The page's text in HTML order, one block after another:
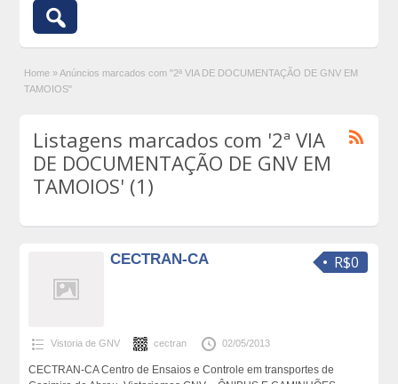
Home » Anúncios marcados com "2ª VIA DE DOCUMENTAÇÃO DE GNV EM
TAMOIOS"
Listagens marcados com '2ª VIA
DE DOCUMENTAÇÃO DE GNV EM
TAMOIOS' (1)
R$0
CECTRAN-CA
Vistoria de GNV cectran 02/05/2013
CECTRAN-CA Centro de Ensaios e Controle em transportes de